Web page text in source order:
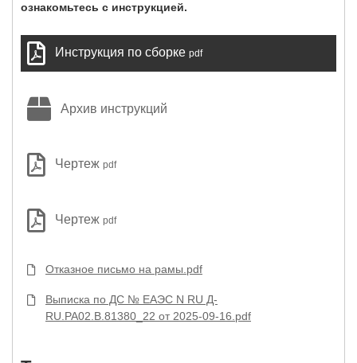
ознакомьтесь с инструкцией.
Инструкция по сборке pdf
Архив инструкций
Чертеж pdf
Чертеж pdf
Отказное письмо на рамы.pdf
Выписка по ДС № ЕАЭС N RU Д-
RU.РА02.В.81380_22 от 2025-09-16.pdf